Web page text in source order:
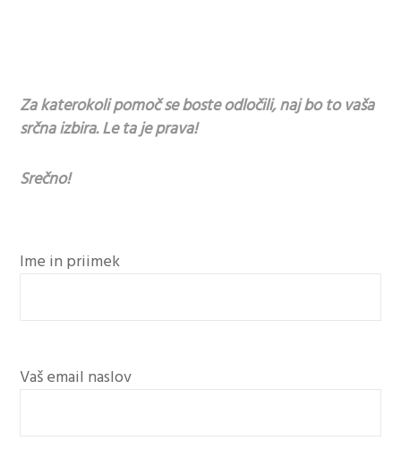
Za katerokoli pomoč se boste odločili, naj bo to vaša
srčna izbira. Le ta je prava!
Srečno!
Ime in priimek
Vaš email naslov